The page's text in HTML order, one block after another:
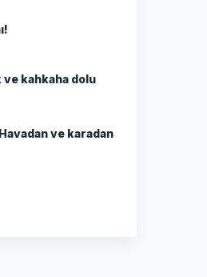
kahkaha dolu
ve karadan